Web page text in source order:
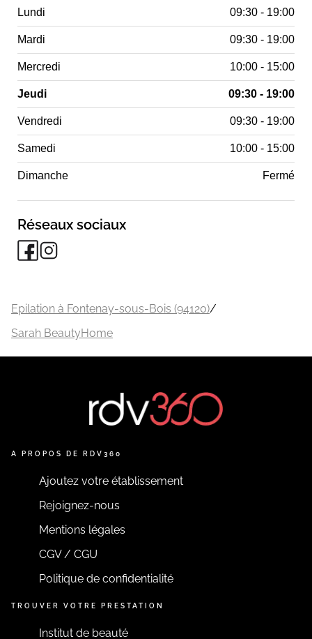
Lundi 09:30 - 19:00
Mardi 09:30 - 19:00
Mercredi 10:00 - 15:00
Jeudi 09:30 - 19:00
Vendredi 09:30 - 19:00
Samedi 10:00 - 15:00
Dimanche Fermé
Réseaux sociaux
Epilation à Fontenay-sous-Bois (94120)/
Sarah BeautyHome
A PROPOS DE RDV360
Ajoutez votre établissement
Rejoignez-nous
Mentions légales
CGV / CGU
Politique de confidentialité
TROUVER VOTRE PRESTATION
Institut de beauté